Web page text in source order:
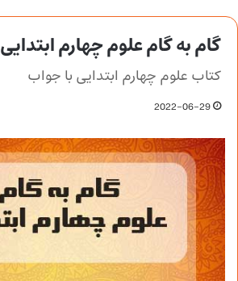
گام به گام علوم چهارم ابتدایی
کتاب علوم چهارم ابتدایی با جواب
2022-06-29